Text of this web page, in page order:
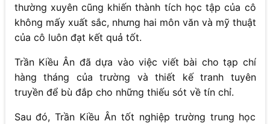
thường xuyên cũng khiến thành tích học tập của cô
không mấy xuất sắc, nhưng hai môn văn và mỹ thuật
của cô luôn đạt kết quả tốt.
Trần Kiều Ân đã dựa vào việc viết bài cho tạp chí
hàng tháng của trường và thiết kế tranh tuyên
truyền để bù đắp cho những thiếu sót về tín chỉ.
Sau đó, Trần Kiều Ân tốt nghiệp trường trung học